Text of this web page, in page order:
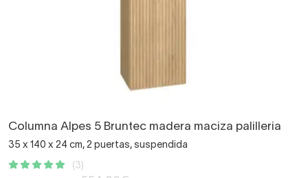
Columna Alpes 5 Bruntec madera maciza palilleria
35 x 140 x 24 cm, 2 puertas, suspendida
(3)